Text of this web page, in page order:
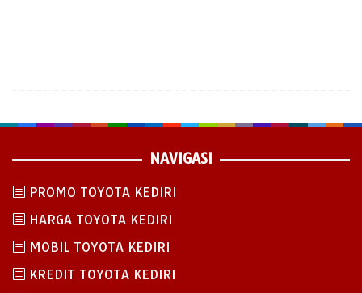
NAVIGASI
PROMO TOYOTA KEDIRI
HARGA TOYOTA KEDIRI
MOBIL TOYOTA KEDIRI
KREDIT TOYOTA KEDIRI